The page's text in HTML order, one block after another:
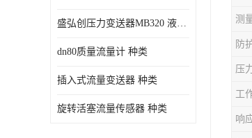
盛弘创压力变送器MB320 液体压力传感器负压计
dn80质量流量计 种类
插入式流量变送器 种类
旋转活塞流量传感器 种类
测
防
压
工
响